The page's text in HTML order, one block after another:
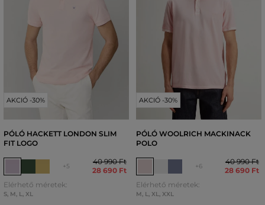
AKCIÓ -30%
PÓLÓ HACKETT LONDON SLIM
FIT LOGO
+5
40 990 Ft
28 690 Ft
Elérhető méretek:
S, M, L, XL
AKCIÓ -30%
PÓLÓ WOOLRICH MACKINACK
POLO
+6
40 990 Ft
28 690 Ft
Elérhető méretek:
M, L, XL, XXL